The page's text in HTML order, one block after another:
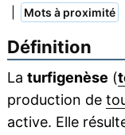
Mots à proximité
Définition
La turfigenèse (
production de
active. Elle